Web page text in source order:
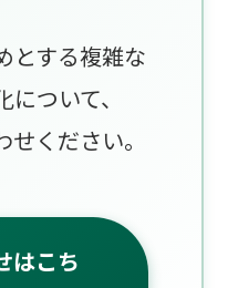
とする複雑な
ついて、
ください。
はこち